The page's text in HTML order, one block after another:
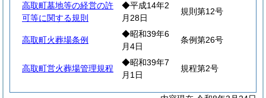
高取町墓地等の経営の許
可等に関する規則
◆平成14年2
月28日
規則第12号
高取町火葬場条例
◆昭和39年6
月4日
条例第26号
高取町営火葬場管理規程
◆昭和39年7
月1日
規程第2号